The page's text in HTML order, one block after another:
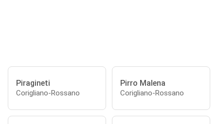
Piragineti
Corigliano-Rossano
Pirro Malena
Corigliano-Rossano